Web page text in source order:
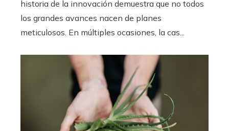
historia de la innovación demuestra que no todos
los grandes avances nacen de planes
meticulosos. En múltiples ocasiones, la cas...